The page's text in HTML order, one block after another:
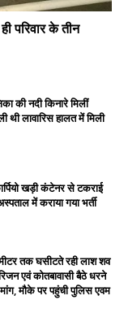
परिवार के तीन
की नदी किनारे मिलीं
थी लावारिस हालत में मिली
खड़ी कंटेनर से टकराई
में कराया गया भर्ती
तक घसीटते रही लाश शव
एवं कोतबावासी बैठे धरने
मौके पर पहुंची पुलिस एवम